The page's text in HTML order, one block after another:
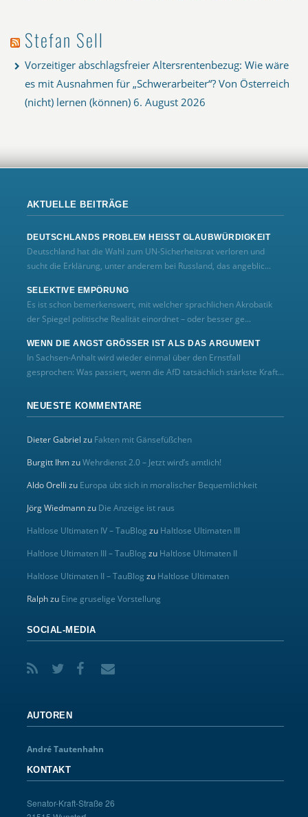
Stefan Sell
Vorzeitiger abschlagsfreier Altersrentenbezug: Wie wäre
es mit Ausnahmen für „Schwerarbeiter“? Von Österreich
(nicht) lernen (können) 6. August 2026
AKTUELLE BEITRÄGE
DEUTSCHLANDS PROBLEM HEISST GLAUBWÜRDIGKEIT
Deutschland hat die Wahl zum UN‑Sicherheitsrat verloren und
sucht die Erklärung, unter anderem bei Russland, das angeblic...
SELEKTIVE EMPÖRUNG
Es ist schon bemerkenswert, mit welcher sprachlichen Akrobatik
der Spiegel politische Realität einordnet – oder besser ge...
WENN DIE ANGST GRÖSSER IST ALS DAS ARGUMENT
In Sachsen-Anhalt wird wieder einmal über den Ernstfall
gesprochen: Was passiert, wenn die AfD tatsächlich stärkste Kraft...
NEUESTE KOMMENTARE
Dieter Gabriel zu Fakten mit Gänsefüßchen
Burgitt IhmzuWehrdienst 2.0 – Jetzt wird’s amtlich!
Aldo Orelli zu Europa übt sich in moralischer Bequemlichkeit
Jörg Wiedmannzu Die Anzeige ist raus
Haltlose Ultimaten IV – TauBlog zu Haltlose Ultimaten III
Haltlose Ultimaten III – TauBlog zu Haltlose Ultimaten II
Haltlose Ultimaten II – TauBlog zu Haltlose Ultimaten
Ralphzu Eine gruselige Vorstellung
SOCIAL-MEDIA
AUTOREN
André Tautenhahn
KONTAKT
Senator-Kraft-Straße 26